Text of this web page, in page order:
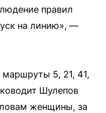
правил
на линию», —
5, 21, 41,
Шулепов
женщины, за